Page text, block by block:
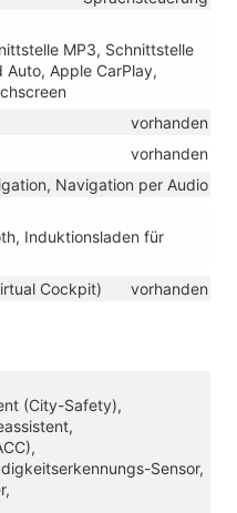
MP3, Schnittstelle
Auto, Apple CarPlay,
vorhanden
vorhanden
Navigation per Audio
Induktionsladen für
Cockpit)
vorhanden
(City-Safety),
Sensor,